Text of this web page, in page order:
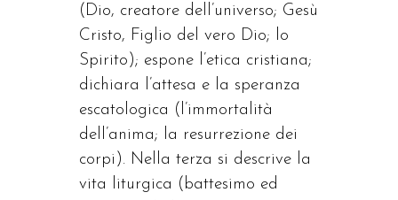
(Dio, creatore dell’universo; Gesù
Cristo, Figlio del vero Dio; lo
Spirito); espone l’etica cristiana;
dichiara l’attesa e la speranza
escatologica (l’immortalità
dell’anima; la resurrezione dei
corpi). Nella terza si descrive la
vita liturgica (battesimo ed